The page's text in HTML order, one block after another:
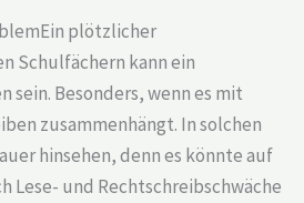
plötzlicher
Schulfächern kann ein
sein. Besonders, wenn es mit
zusammenhängt. In solchen
hinsehen, denn es könnte auf
Lese- und Rechtschreibschwäche